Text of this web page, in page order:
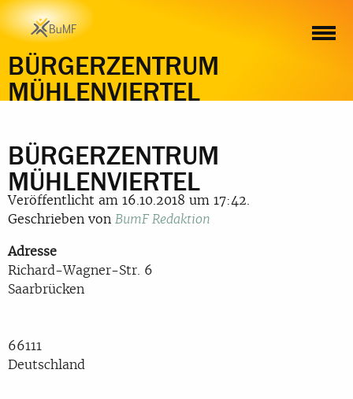
BÜRGERZENTRUM
MÜHLENVIERTEL
BÜRGERZENTRUM
MÜHLENVIERTEL
Veröffentlicht am 16.10.2018 um 17:42.
Geschrieben von BumF Redaktion
Adresse
Richard-Wagner-Str. 6
Saarbrücken
66111
Deutschland